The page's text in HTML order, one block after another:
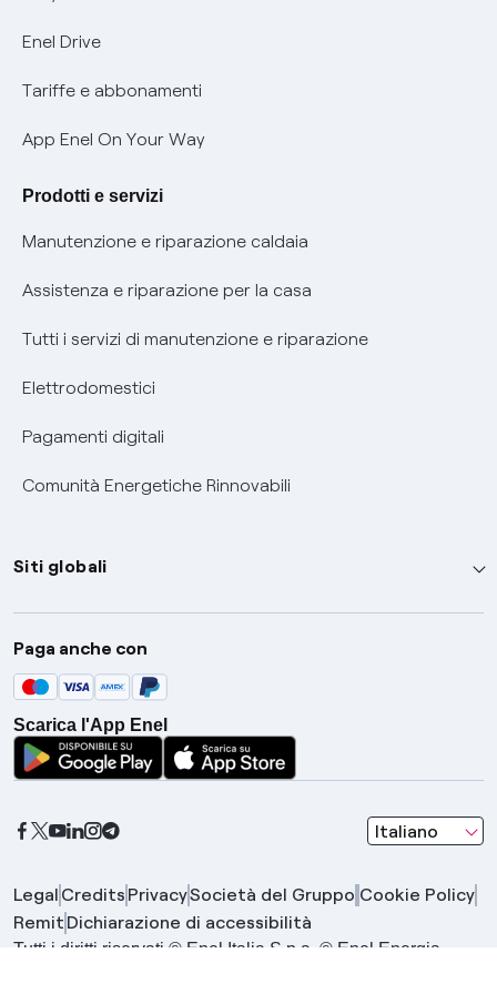
Informativa Privacy AI
Mobilità Elettrica
Phishing e truffe online
Verifica chi ti ha chiamato
Agevolazione utenti con disabilità per offerte Fibra
Informativa RAEE
Enel Drive
Tariffe e abbonamenti
App Enel On Your Way
Prodotti e servizi
Manutenzione e riparazione caldaia
Assistenza e riparazione per la casa
Tutti i servizi di manutenzione e riparazione
Elettrodomestici
Pagamenti digitali
Comunità Energetiche Rinnovabili
Siti globali
Enel Group
Enel Green Power
Global Trading
Global Procurement
Gridspertise
Paga anche con
Scarica l'App Enel
Italiano
seleziona una
Legal Credits PrivacySocietà del Gruppo Cookie Policy
Remit Dichiarazione di accessibilità
Tutti i diritti riservati © Enel Italia S.p.a. © Enel Energia